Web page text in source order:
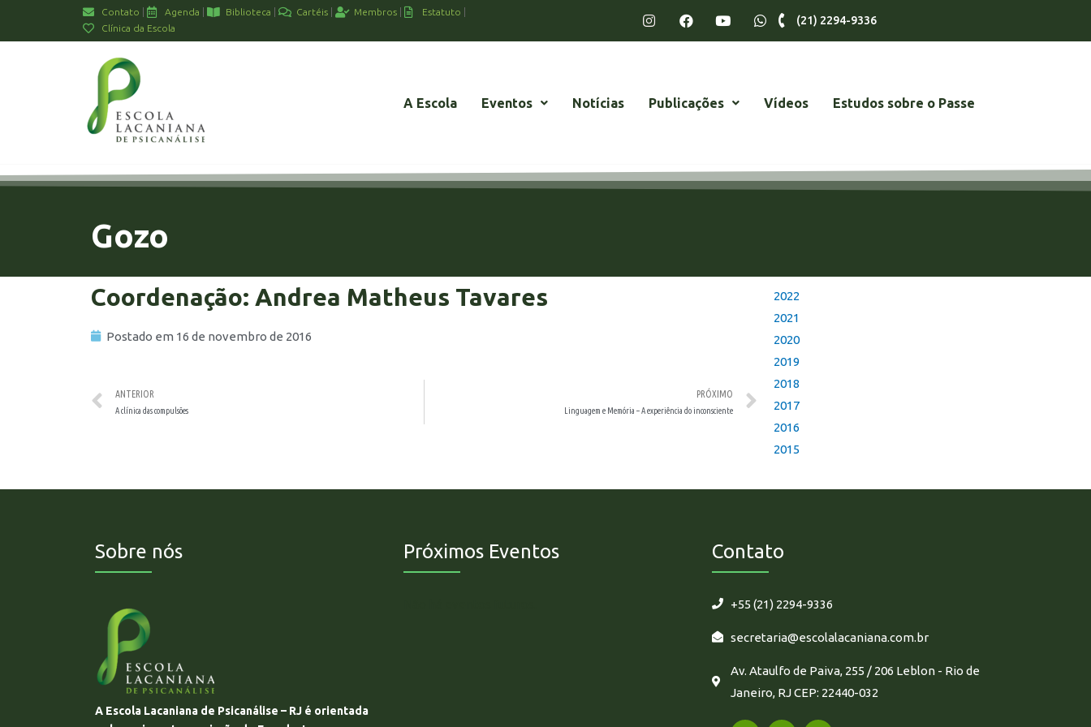
Contato Agenda Biblioteca Cartéis Membros
Estatuto
Clínica da Escola
(21) 2294-9336
A Escola Eventos Notícias Publicações Vídeos Estudos sobre o Passe
Gozo
Coordenação: Andrea Matheus Tavares
Postado em 16 de novembro de 2016
ANTERIOR
A clínica das compulsões
PRÓXIMO
Linguagem e Memória – A experiência do inconsciente
2022
2021
2020
2019
2018
2017
2016
2015
Sobre nós
A Escola Lacaniana de Psicanálise – RJ é orientada
Próximos Eventos Contato
+55 (21) 2294-9336
secretaria@escolalacaniana.com.br
Av. Ataulfo de Paiva, 255 / 206 Leblon - Rio de
Janeiro, RJ CEP: 22440-032